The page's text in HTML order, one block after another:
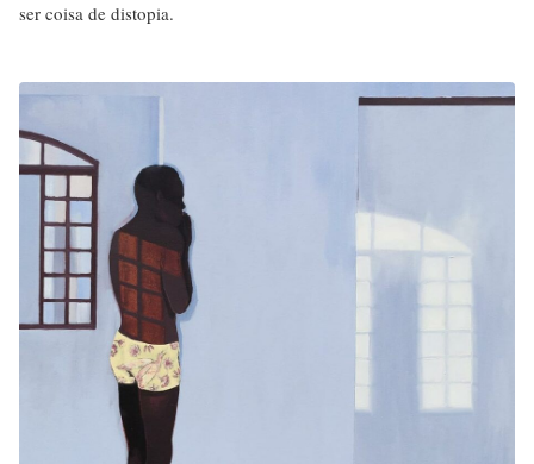
ser coisa de distopia.